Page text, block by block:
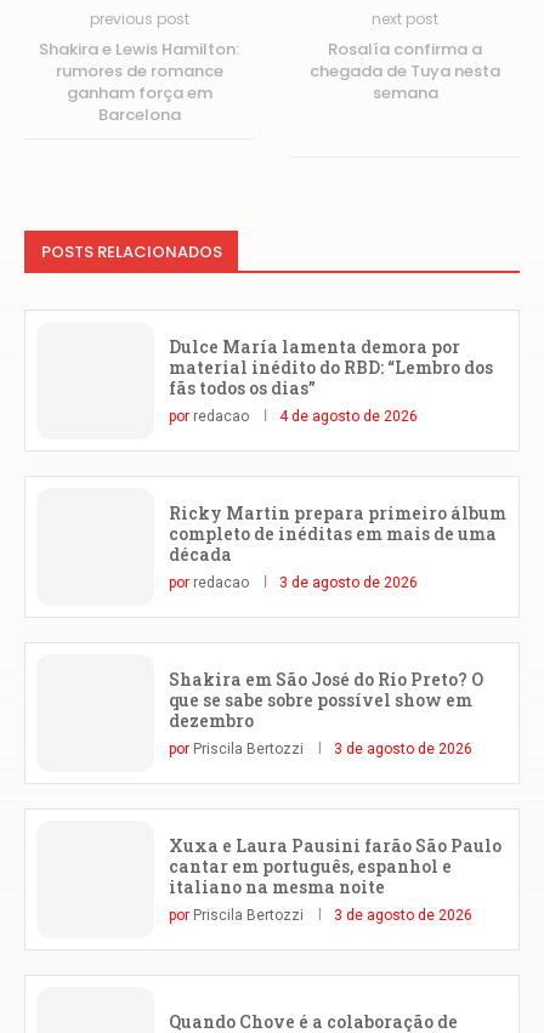
previous post
Shakira e Lewis Hamilton:
rumores de romance
ganham força em
Barcelona
next post
Rosalía confirma a
chegada de Tuya nesta
semana
POSTS RELACIONADOS
Dulce María lamenta demora por
material inédito do RBD: “Lembro dos
fãs todos os dias”
por redacao 4 de agosto de 2026
Ricky Martin prepara primeiro álbum
completo de inéditas em mais de uma
década
por redacao 3 de agosto de 2026
Shakira em São José do Rio Preto? O
que se sabe sobre possível show em
dezembro
por Priscila Bertozzi 3 de agosto de 2026
Xuxa e Laura Pausini farão São Paulo
cantar em português, espanhol e
italiano na mesma noite
por Priscila Bertozzi 3 de agosto de 2026
Quando Chove é a colaboração de